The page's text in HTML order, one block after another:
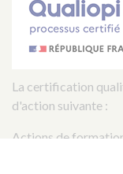
La certification
d'action suivante :
Actions de